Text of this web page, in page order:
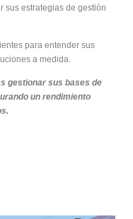
sus estrategias de gestión
para entender sus
a medida.
gestionar sus bases de
un rendimiento